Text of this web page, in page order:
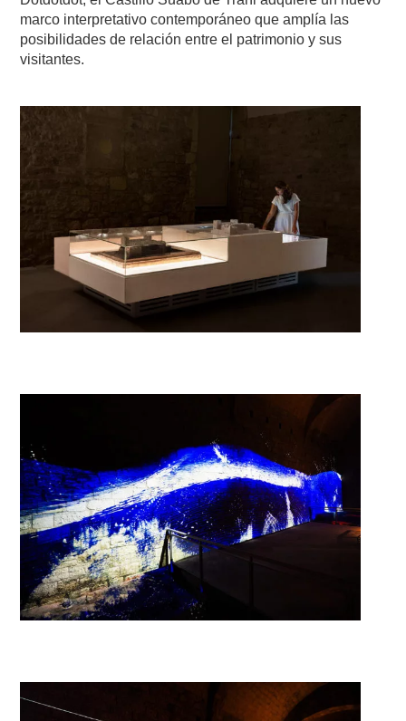
marco interpretativo contemporáneo que amplía las
posibilidades de relación entre el patrimonio y sus
visitantes.